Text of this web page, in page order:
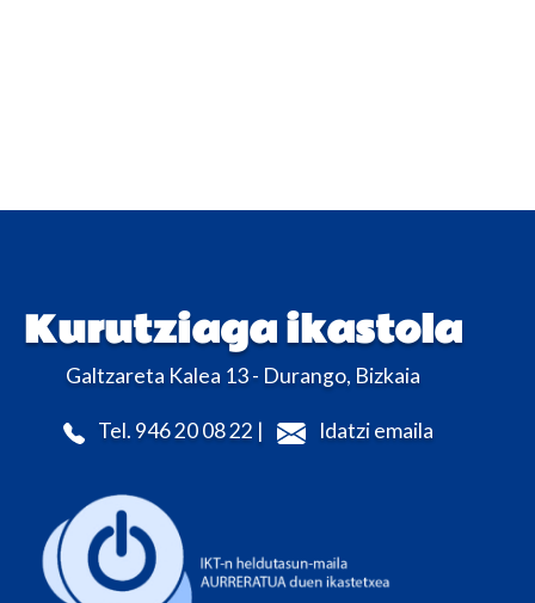
Kurutziaga ikastola
Galtzareta Kalea 13 - Durango, Bizkaia
Tel. 946 20 08 22 | Idatzi emaila